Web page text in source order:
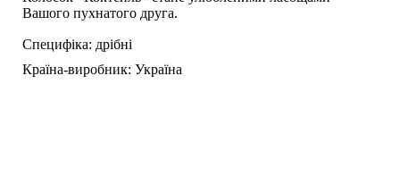
Вашого пухнатого друга.
Специфіка: дрібні
Країна-виробник: Україна